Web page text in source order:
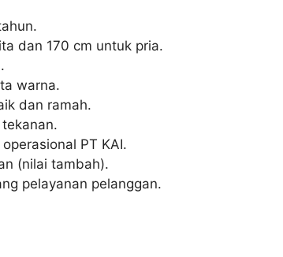
dan 170 cm untuk pria.
warna.
dan ramah.
PT KAI.
(nilai tambah).
pelayanan pelanggan.